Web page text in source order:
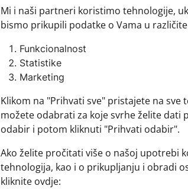
Pogledajte i ovo
Mi i naši partneri koristimo tehnologije,
bismo prikupili podatke o Vama u
Funkcionalnost
Statistike
Marketing
Klikom na "Prihvati sve" pristajete na sve
možete odabrati za koje svrhe želite dati
odabir i potom kliknuti "Prihvati odabir".
Ako želite pročitati više o našoj upotrebi
tehnologija, kao i o prikupljanju i obradi
kliknite ovdje: